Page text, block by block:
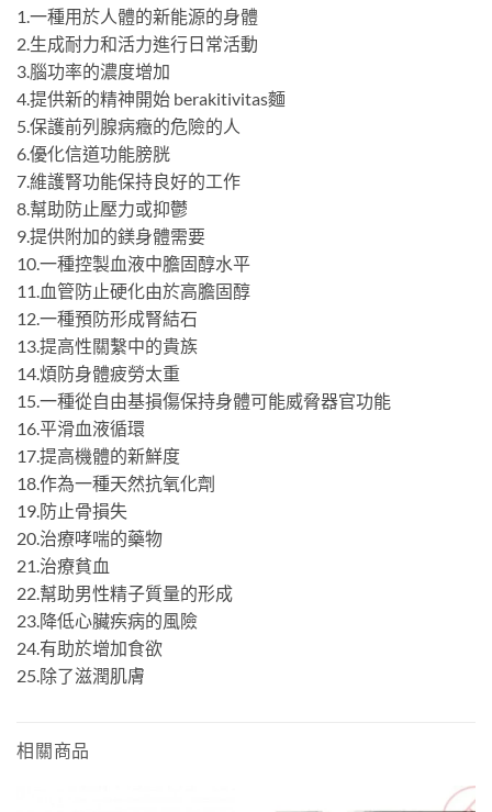
1.一種用於人體的新能源的身體
2.生成耐力和活力進行日常活動
3.腦功率的濃度增加
4.提供新的精神開始 berakitivitas麵
5.保護前列腺病癥的危險的人
6.優化信道功能膀胱
7.維護腎功能保持良好的工作
8.幫助防止壓力或抑鬱
9.提供附加的鎂身體需要
10.一種控製血液中膽固醇水平
11.血管防止硬化由於高膽固醇
12.一種預防形成腎結石
13.提高性關繫中的貴族
14.煩防身體疲勞太重
15.一種從自由基損傷保持身體可能威脅器官功能
16.平滑血液循環
17.提高機體的新鮮度
18.作為一種天然抗氧化劑
19.防止骨損失
20.治療哮喘的藥物
21.治療貧血
22.幫助男性精子質量的形成
23.降低心臟疾病的風險
24.有助於增加食欲
25.除了滋潤肌膚
相關商品